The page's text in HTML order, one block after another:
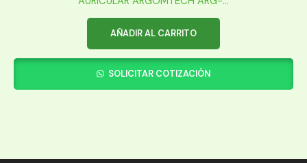
AÑADIR AL CARRITO
SOLICITAR COTIZACIÓN